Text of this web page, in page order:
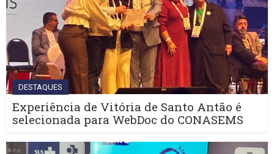
DESTAQUES
Experiência de Vitória de Santo Antão é
selecionada para WebDoc do CONASEMS